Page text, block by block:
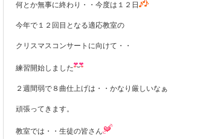
何とか無事に終わり・・今度は１２日
今年で１２回目となる適応教室の
クリスマスコンサートに向けて・・
練習開始しました
２週間弱で８曲仕上げは・・かなり厳しいなぁ
頑張ってきます。
教室では・・生徒の皆さん